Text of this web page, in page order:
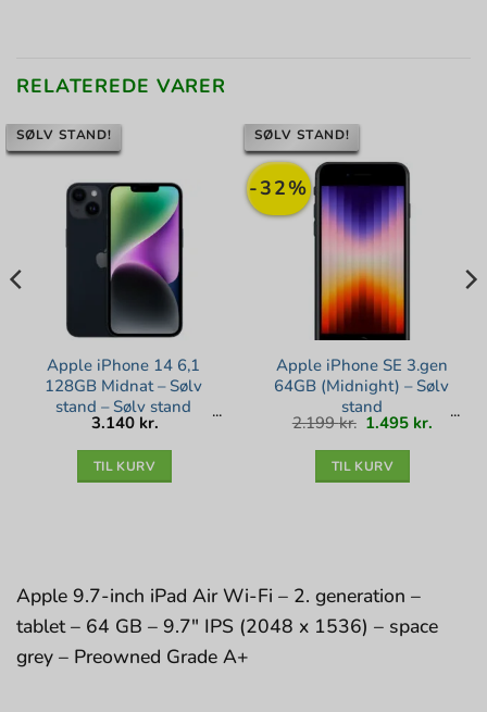
RELATEREDE VARER
SØLV STAND!
Apple iPhone 14 6,1
128GB Midnat – Sølv
stand – Sølv stand
3.140 kr.
TIL KURV
-32%
SØLV STAND!
Apple iPhone SE 3.gen
64GB (Midnight) – Sølv
stand
2.199kr. Den
oprindelige
pris
1.495 kr. Den
TIL KURV
Apple 9.7-inch iPad Air Wi-Fi – 2. generation –
tablet – 64 GB – 9.7″ IPS (2048 x 1536) – space
grey – Preowned Grade A+